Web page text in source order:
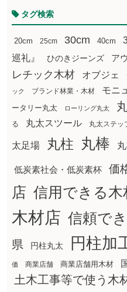
タグ検索
20cm 25cm 30cm 40cm
巡礼』
ひのきジーンズ ア
レチック木材
オブジェ
ック ブランド林業・木材 モニ
ータリー丸太
ローリング丸太
る
丸太スツール 丸太ステッ
太足場 丸柱 丸棒
低炭素社会・低炭素杯 価
店 信用できる木
木材店 信頼で
県
円柱丸太 円柱加
価 商業店舗 商業店舗用木材
土木工事等で使う木